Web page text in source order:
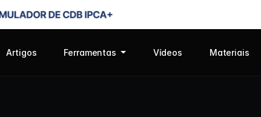
Artigos Ferramentas Vídeos Materiais